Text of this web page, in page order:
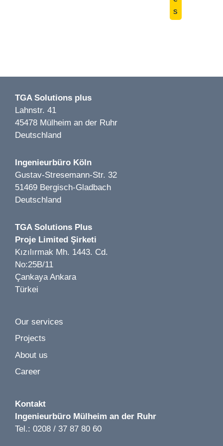
Image 1 of 2
Würth Baumarkt LP 1-5 | Kamenz | 2019
s
TGA Solutions plus
Lahnstr. 41
45478 Mülheim an der Ruhr
Deutschland
Ingenieurbüro Köln
Gustav-Stresemann-Str. 32
51469 Bergisch-Gladbach
Deutschland
TGA Solutions Plus
Proje Limited Şirketi
Kızılırmak Mh. 1443. Cd.
No:25B/11
Çankaya Ankara
Türkei
Our services
Projects
About us
Career
Kontakt
Ingenieurbüro Mülheim an der Ruhr
Tel.: 0208 / 37 87 80 60